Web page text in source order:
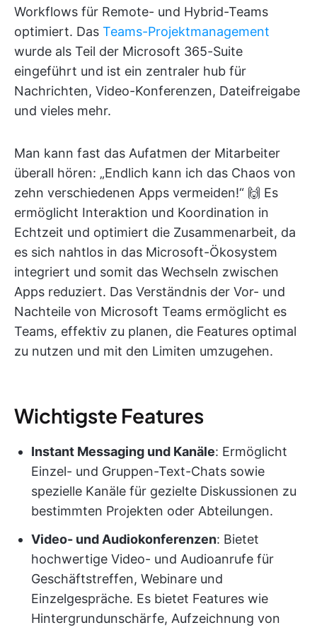
Workflows für Remote- und Hybrid-Teams
optimiert. Das Teams-Projektmanagement
wurde als Teil der Microsoft 365-Suite
eingeführt und ist ein zentraler hub für
Nachrichten, Video-Konferenzen, Dateifreigabe
und vieles mehr.
Man kann fast das Aufatmen der Mitarbeiter
überall hören: „Endlich kann ich das Chaos von
zehn verschiedenen Apps vermeiden!“ 🙌 Es
ermöglicht Interaktion und Koordination in
Echtzeit und optimiert die Zusammenarbeit, da
es sich nahtlos in das Microsoft-Ökosystem
integriert und somit das Wechseln zwischen
Apps reduziert. Das Verständnis der Vor- und
Nachteile von Microsoft Teams ermöglicht es
Teams, effektiv zu planen, die Features optimal
zu nutzen und mit den Limiten umzugehen.
Wichtigste Features
Instant Messaging und Kanäle: Ermöglicht
Einzel- und Gruppen-Text-Chats sowie
spezielle Kanäle für gezielte Diskussionen zu
bestimmten Projekten oder Abteilungen.
Video- und Audiokonferenzen: Bietet
hochwertige Video- und Audioanrufe für
Geschäftstreffen, Webinare und
Einzelgespräche. Es bietet Features wie
Hintergrundunschärfe, Aufzeichnung von